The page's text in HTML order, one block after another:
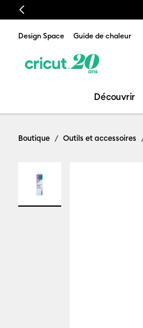
Previous
nouvelle presse à chaud est
Design Space Guide de chaleur
Découvrir
Boutique Outils et accessoires